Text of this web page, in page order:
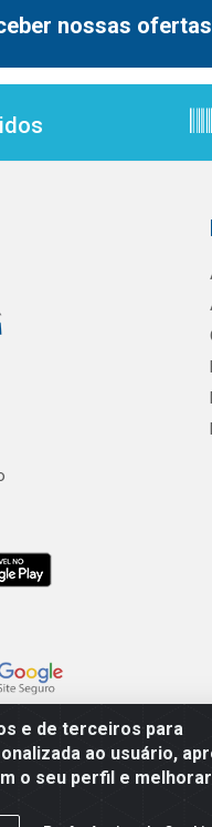
e de terceiros para
ao usuário,
o seu perfil e
nossas
Distribuidora Gomes